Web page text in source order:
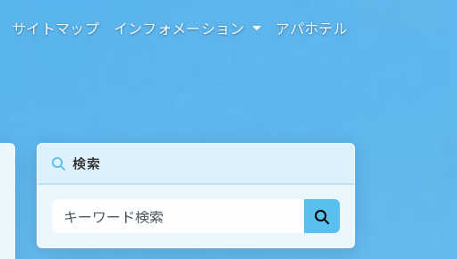
サイトマップ インフォメーション アパホテル
検索